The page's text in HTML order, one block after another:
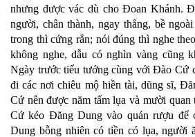
nhưng được vác dù cho Đoan Khánh.
người, chân thành, ngay thẳng, bề
trong thì cứng rắn; nói đúng thì nghe
không nghe, dẫu có nghìn vàng cũng
Ngày trước tiểu tướng cùng với Đào Cứ
đi các nơi chiêu mộ hiền tài, dũng sĩ,
Cứ nên được năm tấm lụa và mười
Cứ kéo Đăng Dung vào quán rượu để
Dung bỗng nhiên có tiền có lụa, người